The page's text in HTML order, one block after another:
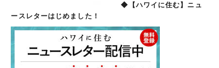
◆【ハワイに住む】ニュ
ースレターはじめました！